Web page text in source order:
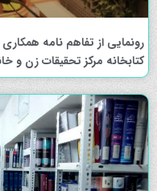
رونمایی از تفاهم نامه
کتابخانه مرکز تحقیقات زن و